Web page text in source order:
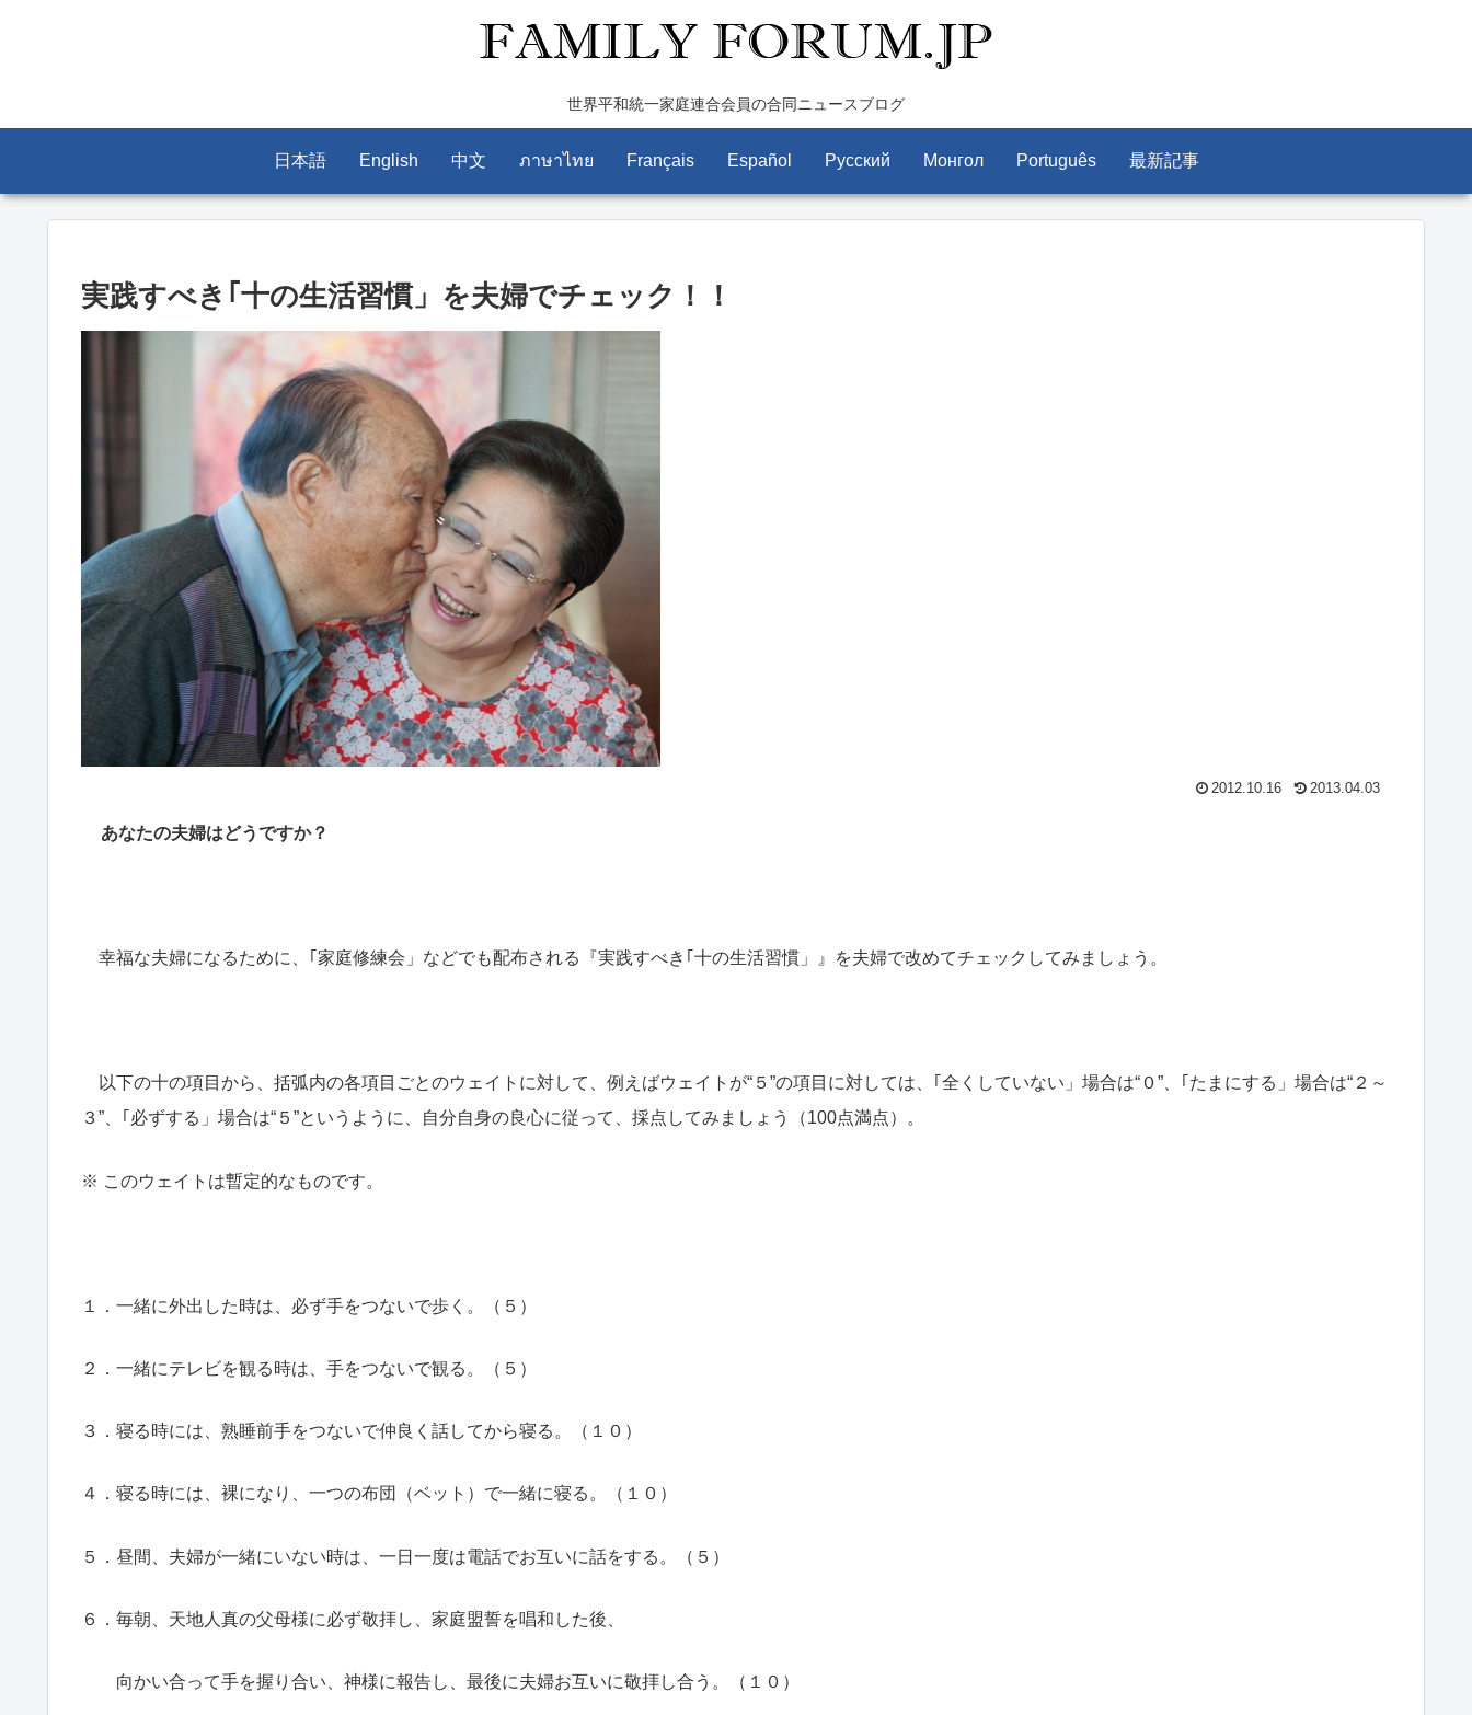
世界平和統一家庭連合会員の合同ニュースブログ
日本語 English 中文 ภาษาไทย Français Español Pусский Монгол Português 最新記事
実践すべき｢十の生活習慣」を夫婦でチェック！！
2012.10.16 2013.04.03
あなたの夫婦はどうですか？
幸福な夫婦になるために、｢家庭修練会」などでも配布される『実践すべき｢十の生活習慣」』を夫婦で改めてチェックしてみましょう。
以下の十の項目から、括弧内の各項目ごとのウェイトに対して、例えばウェイトが“５”の項目に対しては、｢全くしていない」場合は“０”、｢たまにする」場合は“２～
３”、｢必ずする」場合は“５”というように、自分自身の良心に従って、採点してみましょう（100点満点）。
※ このウェイトは暫定的なものです。
１．一緒に外出した時は、必ず手をつないで歩く。（５）
２．一緒にテレビを観る時は、手をつないで観る。（５）
３．寝る時には、熟睡前手をつないで仲良く話してから寝る。（１０）
４．寝る時には、裸になり、一つの布団（ベット）で一緒に寝る。（１０）
５．昼間、夫婦が一緒にいない時は、一日一度は電話でお互いに話をする。（５）
６．毎朝、天地人真の父母様に必ず敬拝し、家庭盟誓を唱和した後、
向かい合って手を握り合い、神様に報告し、最後に夫婦お互いに敬拝し合う。（１０）